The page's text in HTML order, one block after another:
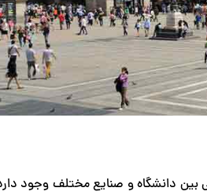
بین دانشگاه و صنایع مختلف وجود